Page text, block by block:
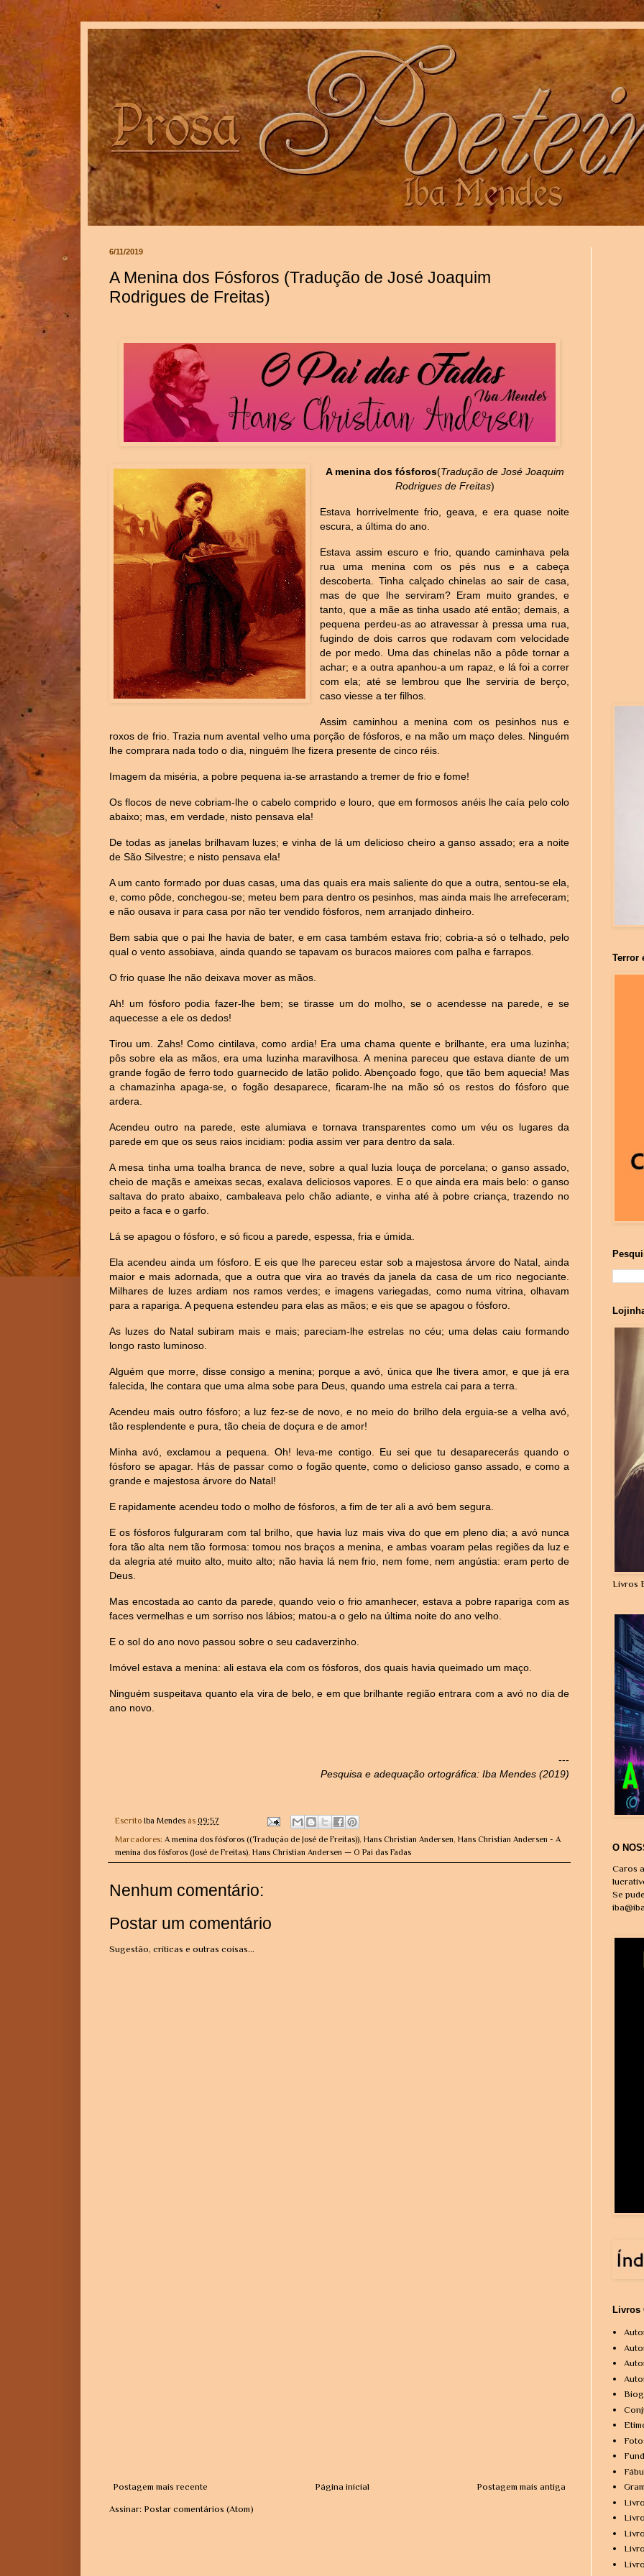
6/11/2019
A Menina dos Fósforos (Tradução de José Joaquim
Rodrigues de Freitas)
A menina dos fósforos(Tradução de José Joaquim
Rodrigues de Freitas)
Estava horrivelmente frio, geava, e era quase noite
escura, a última do ano.
Estava assim escuro e frio, quando caminhava pela
rua uma menina com os pés nus e a cabeça
descoberta. Tinha calçado chinelas ao sair de casa,
mas de que lhe serviram? Eram muito grandes, e
tanto, que a mãe as tinha usado até então; demais, a
pequena perdeu-as ao atravessar à pressa uma rua,
fugindo de dois carros que rodavam com velocidade
de por medo. Uma das chinelas não a pôde tornar a
achar; e a outra apanhou-a um rapaz, e lá foi a correr
com ela; até se lembrou que lhe serviria de berço,
caso viesse a ter filhos.
Assim caminhou a menina com os pesinhos nus e
roxos de frio. Trazia num avental velho uma porção de fósforos, e na mão um maço deles. Ninguém
lhe comprara nada todo o dia, ninguém lhe fizera presente de cinco réis.
Imagem da miséria, a pobre pequena ia-se arrastando a tremer de frio e fome!
Os flocos de neve cobriam-lhe o cabelo comprido e louro, que em formosos anéis lhe caía pelo colo
abaixo; mas, em verdade, nisto pensava ela!
De todas as janelas brilhavam luzes; e vinha de lá um delicioso cheiro a ganso assado; era a noite
de São Silvestre; e nisto pensava ela!
A um canto formado por duas casas, uma das quais era mais saliente do que a outra, sentou-se ela,
e, como pôde, conchegou-se; meteu bem para dentro os pesinhos, mas ainda mais lhe arrefeceram;
e não ousava ir para casa por não ter vendido fósforos, nem arranjado dinheiro.
Bem sabia que o pai lhe havia de bater, e em casa também estava frio; cobria-a só o telhado, pelo
qual o vento assobiava, ainda quando se tapavam os buracos maiores com palha e farrapos.
O frio quase lhe não deixava mover as mãos.
Ah! um fósforo podia fazer-lhe bem; se tirasse um do molho, se o acendesse na parede, e se
aquecesse a ele os dedos!
Tirou um. Zahs! Como cintilava, como ardia! Era uma chama quente e brilhante, era uma luzinha;
pôs sobre ela as mãos, era uma luzinha maravilhosa. A menina pareceu que estava diante de um
grande fogão de ferro todo guarnecido de latão polido. Abençoado fogo, que tão bem aquecia! Mas
a chamazinha apaga-se, o fogão desaparece, ficaram-lhe na mão só os restos do fósforo que
ardera.
Acendeu outro na parede, este alumiava e tornava transparentes como um véu os lugares da
parede em que os seus raios incidiam: podia assim ver para dentro da sala.
A mesa tinha uma toalha branca de neve, sobre a qual luzia louça de porcelana; o ganso assado,
cheio de maçãs e ameixas secas, exalava deliciosos vapores. E o que ainda era mais belo: o ganso
saltava do prato abaixo, cambaleava pelo chão adiante, e vinha até à pobre criança, trazendo no
peito a faca e o garfo.
Lá se apagou o fósforo, e só ficou a parede, espessa, fria e úmida.
Ela acendeu ainda um fósforo. E eis que lhe pareceu estar sob a majestosa árvore do Natal, ainda
maior e mais adornada, que a outra que vira ao través da janela da casa de um rico negociante.
Milhares de luzes ardiam nos ramos verdes; e imagens variegadas, como numa vitrina, olhavam
para a rapariga. A pequena estendeu para elas as mãos; e eis que se apagou o fósforo.
As luzes do Natal subiram mais e mais; pareciam-lhe estrelas no céu; uma delas caiu formando
longo rasto luminoso.
Alguém que morre, disse consigo a menina; porque a avó, única que lhe tivera amor, e que já era
falecida, lhe contara que uma alma sobe para Deus, quando uma estrela cai para a terra.
Acendeu mais outro fósforo; a luz fez-se de novo, e no meio do brilho dela erguia-se a velha avó,
tão resplendente e pura, tão cheia de doçura e de amor!
Minha avó, exclamou a pequena. Oh! leva-me contigo. Eu sei que tu desaparecerás quando o
fósforo se apagar. Hás de passar como o fogão quente, como o delicioso ganso assado, e como a
grande e majestosa árvore do Natal!
E rapidamente acendeu todo o molho de fósforos, a fim de ter ali a avó bem segura.
E os fósforos fulguraram com tal brilho, que havia luz mais viva do que em pleno dia; a avó nunca
fora tão alta nem tão formosa: tomou nos braços a menina, e ambas voaram pelas regiões da luz e
da alegria até muito alto, muito alto; não havia lá nem frio, nem fome, nem angústia: eram perto de
Deus.
Mas encostada ao canto da parede, quando veio o frio amanhecer, estava a pobre rapariga com as
faces vermelhas e um sorriso nos lábios; matou-a o gelo na última noite do ano velho.
E o sol do ano novo passou sobre o seu cadaverzinho.
Imóvel estava a menina: ali estava ela com os fósforos, dos quais havia queimado um maço.
Ninguém suspeitava quanto ela vira de belo, e em que brilhante região entrara com a avó no dia de
ano novo.
---
Pesquisa e adequação ortográfica: Iba Mendes (2019)
Escrito Iba Mendes às 09:57
Marcadores: A menina dos fósforos ((Tradução de José de Freitas)), Hans Christian Andersen, Hans Christian Andersen - A
menina dos fósforos (José de Freitas), Hans Christian Andersen — O Pai das Fadas
Nenhum comentário:
Postar um comentário
Sugestão, críticas e outras coisas...
Postagem mais recente Postagem mais antiga
Página inicial
Assinar: Postar comentários (Atom)
Terror
Livros
O
Caros
Se
Livros